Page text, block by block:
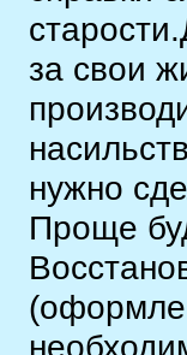
за свои
нужно
Проще